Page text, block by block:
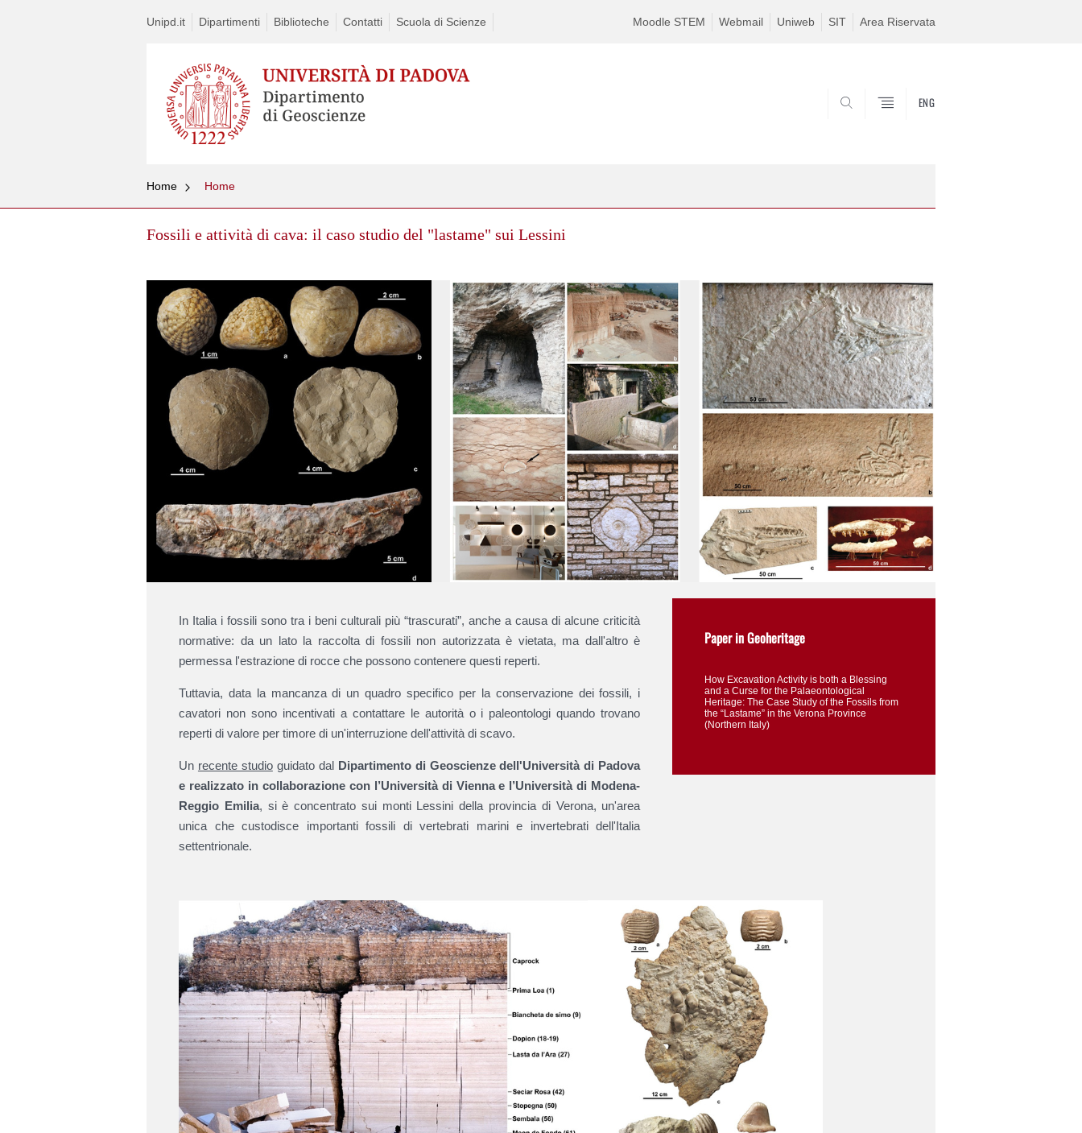
Unipd.it Dipartimenti Biblioteche Contatti Scuola di Scienze Moodle STEM Webmail Uniweb SIT Area Riservata
ENG
Home Home
Fossili e attività di cava: il caso studio del "lastame" sui Lessini
In Italia i fossili sono tra i beni culturali più “trascurati”, anche a causa di alcune criticità
normative: da un lato la raccolta di fossili non autorizzata è vietata, ma dall'altro è
permessa l'estrazione di rocce che possono contenere questi reperti.
Tuttavia, data la mancanza di un quadro specifico per la conservazione dei fossili, i
cavatori non sono incentivati a contattare le autorità o i paleontologi quando trovano
reperti di valore per timore di un'interruzione dell'attività di scavo.
Un recente studioguidato dal Dipartimento di Geoscienze dell'Università di Padova
e realizzato in collaborazione con l’Università di Vienna e l’Università di Modena-
Reggio Emilia, si è concentrato sui monti Lessini della provincia di Verona, un'area
unica che custodisce importanti fossili di vertebrati marini e invertebrati dell'Italia
settentrionale.
Paper in Geoheritage
How Excavation Activity is both a Blessing
and a Curse for the Palaeontological
Heritage: The Case Study of the Fossils from
the “Lastame” in the Verona Province
(Northern Italy)